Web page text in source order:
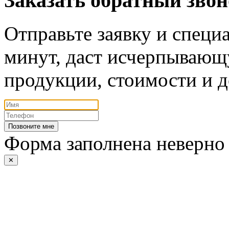
Отправьте заявку и
минут, даст
продукции, стоимости и
Позвоните мне
Форма заполнена неверно
✕